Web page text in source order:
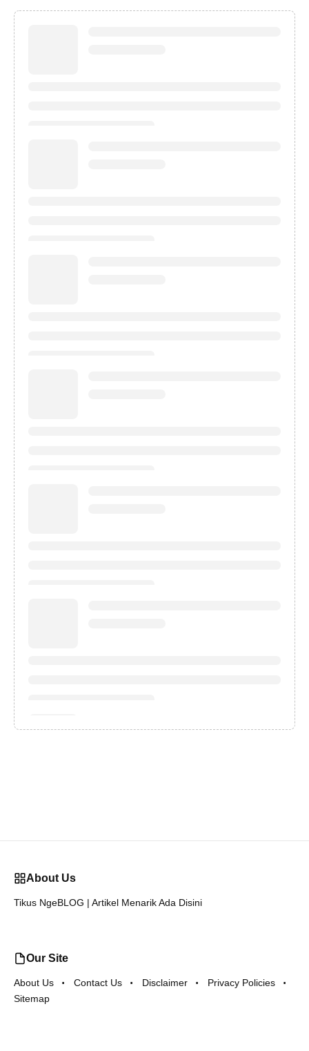
About Us
Tikus NgeBLOG | Artikel Menarik Ada Disini
Our Site
About Us Contact Us Disclaimer
Privacy Policies
Sitemap